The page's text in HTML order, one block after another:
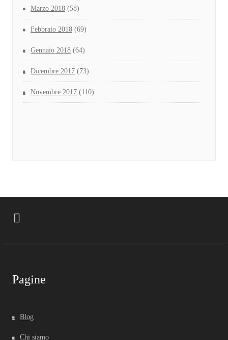
Marzo 2018 (58)
Febbraio 2018 (69)
Gennaio 2018 (64)
Dicembre 2017 (73)
Novembre 2017 (110)
Pagine
Blog
Chi siamo